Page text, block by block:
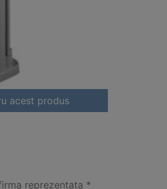
acest produs
reprezentata *